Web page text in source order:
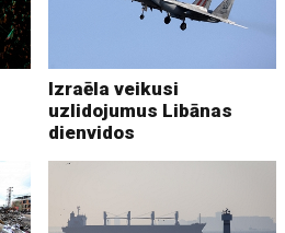
Izraēla veikusi
uzlidojumus Libānas
dienvidos